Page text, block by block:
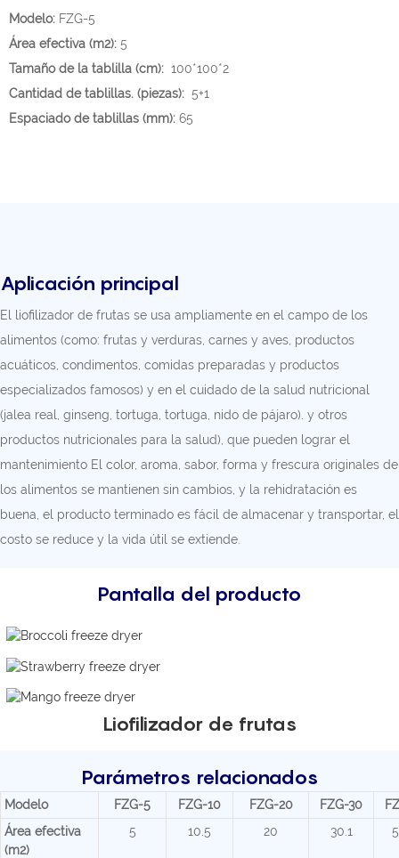
Modelo: FZG-5
Área efectiva (m2): 5
Tamaño de la tablilla (cm): 100*100*2
Cantidad de tablillas. (piezas): 5+1
Espaciado de tablillas (mm): 65
Aplicación principal
El liofilizador de frutas se usa ampliamente en el campo de los
alimentos (como: frutas y verduras, carnes y aves, productos
acuáticos, condimentos, comidas preparadas y productos
especializados famosos) y en el cuidado de la salud nutricional
(jalea real, ginseng, tortuga, tortuga, nido de pájaro). y otros
productos nutricionales para la salud), que pueden lograr el
mantenimiento El color, aroma, sabor, forma y frescura originales de
los alimentos se mantienen sin cambios, y la rehidratación es
buena, el producto terminado es fácil de almacenar y transportar, el
costo se reduce y la vida útil se extiende.
Pantalla del producto
Liofilizador de frutas
Parámetros relacionados
Modelo FZG-5 FZG-10 FZG-20 FZG-30
Área efectiva
(m2)
5 10.5 20 30.1